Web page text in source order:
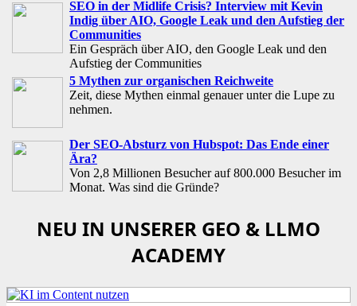
SEO in der Midlife Crisis? Interview mit Kevin
Indig über AIO, Google Leak und den Aufstieg der
Communities
Ein Gespräch über AIO, den Google Leak und den
Aufstieg der Communities
5 Mythen zur organischen Reichweite
Zeit, diese Mythen einmal genauer unter die Lupe zu
nehmen.
Der SEO-Absturz von Hubspot: Das Ende einer
Ära?
Von 2,8 Millionen Besucher auf 800.000 Besucher im
Monat. Was sind die Gründe?
NEU IN UNSERER GEO & LLMO
ACADEMY